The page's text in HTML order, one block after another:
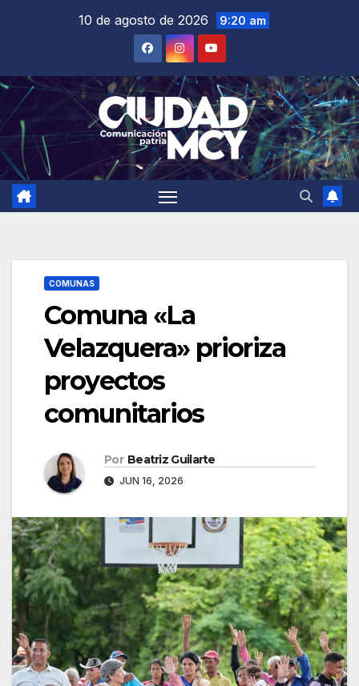
10 de agosto de 2026 9:20 am
COMUNAS
Comuna «La
Velazquera» prioriza
proyectos
comunitarios
Por Beatriz Guilarte
JUN 16, 2026